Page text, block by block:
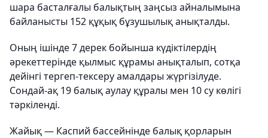
шара басталғалы балықтың заңсыз айналымына
байланысты 152 құқық бұзушылық анықталды.
Оның ішінде 7 дерек бойынша күдіктілердің
әрекеттерінде қылмыс құрамы анықталып, сотқа
дейінгі тергеп-тексеру амалдары жүргізілуде.
Сондай-ақ 19 балық аулау құралы мен 10 су көлігі
тәркіленді.
Жайық — Каспий бассейнінде балық қорларын